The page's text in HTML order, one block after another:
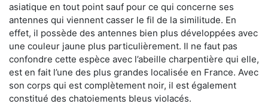
asiatique en tout point sauf pour ce qui concerne ses
antennes qui viennent casser le fil de la similitude. En
effet, il possède des antennes bien plus développées avec
une couleur jaune plus particulièrement. Il ne faut pas
confondre cette espèce avec l’abeille charpentière qui elle,
est en fait l’une des plus grandes localisée en France. Avec
son corps qui est complètement noir, il est également
constitué des chatoiements bleus violacés.